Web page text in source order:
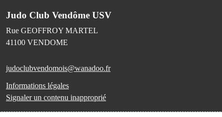
Judo Club Vendôme USV
Rue GEOFFROY MARTEL
41100 VENDOME
judoclubvendomois@wanadoo.fr
Informations légales
Signaler un contenu inapproprié